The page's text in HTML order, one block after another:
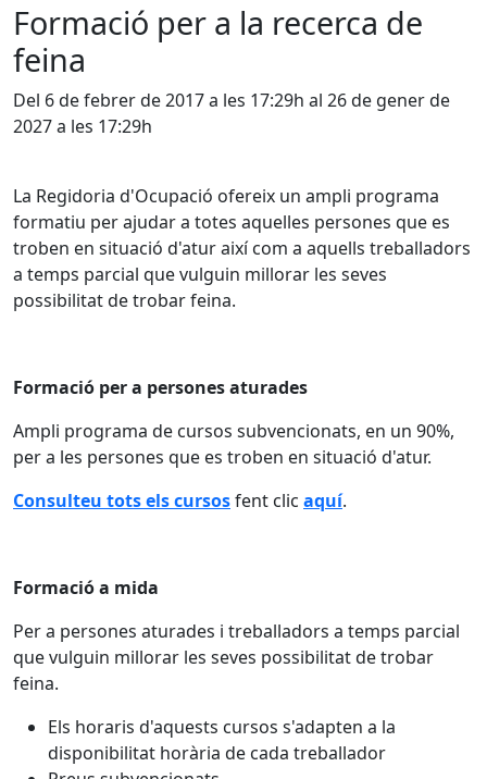
Formació per a la recerca de
feina
Del 6 de febrer de 2017 a les 17:29h al 26 de gener de
2027 a les 17:29h
La Regidoria d'Ocupació ofereix un ampli programa
formatiu per ajudar a totes aquelles persones que es
troben en situació d'atur així com a aquells treballadors
a temps parcial que vulguin millorar les seves
possibilitat de trobar feina.
Formació per a persones aturades
Ampli programa de cursos subvencionats, en un 90%,
per a les persones que es troben en situació d'atur.
Consulteu tots els cursosfent clic aquí.
Formació a mida
Per a persones aturades i treballadors a temps parcial
que vulguin millorar les seves possibilitat de trobar
feina.
Els horaris d'aquests cursos s'adapten a la
disponibilitat horària de cada treballador